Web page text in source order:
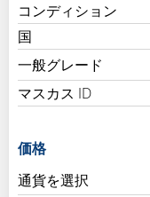
国
一般グレード
マスカス ID
価格
通貨を選択